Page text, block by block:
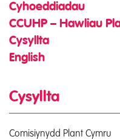
Cyhoeddiadau
CCUHP – Hawliau
Cysyllta
English
Cysyllta
Comisiynydd Plant Cymru